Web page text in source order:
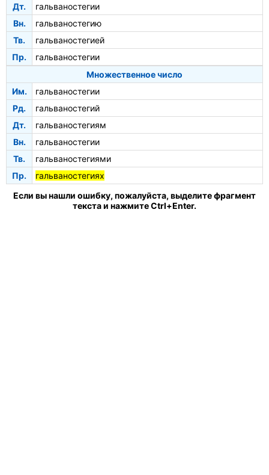
Дт.
гальваностегии
Вн.
гальваностегию
Тв.
гальваностегией
Пр.
гальваностегии
Множественное число
Им.
гальваностегии
Рд.
гальваностегий
Дт.
гальваностегиям
Вн.
гальваностегии
Тв.
гальваностегиями
Пр.
гальваностегиях
Если вы нашли ошибку, пожалуйста, выделите фрагмент
текста и нажмите Ctrl+Enter.